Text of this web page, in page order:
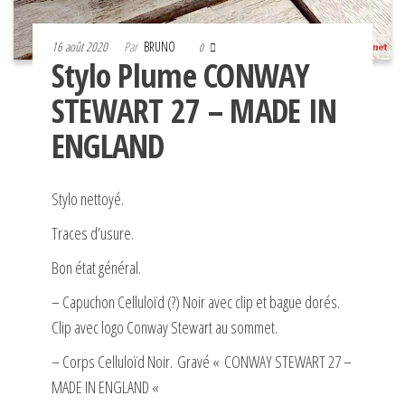
16 août 2020 Par BRUNO 0
Stylo Plume CONWAY
STEWART 27 – MADE IN
ENGLAND
Stylo nettoyé.
Traces d’usure.
Bon état général.
– Capuchon Celluloïd (?) Noir avec clip et bague dorés.
Clip avec logo Conway Stewart au sommet.
– Corps Celluloïd Noir. Gravé « CONWAY STEWART 27 –
MADE IN ENGLAND «